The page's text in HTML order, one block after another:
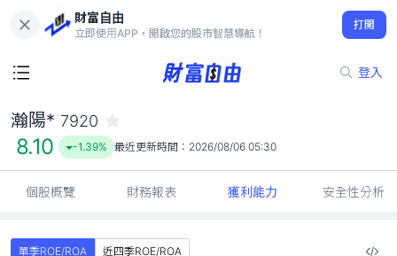
財富自由
立即使用APP，開啟您的股市智慧導航！
打開
登入
8.10
-1.39%
瀚陽* 7920
8.10 -1.39% 最近更新時間： 2026/08/06 05:30
個股概覽 財務報表 獲利能力 安全性分析
單季ROE/ROA
近四季ROE/ROA